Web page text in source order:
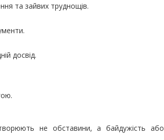
та зайвих труднощів.
досвід.
не обставини, а байдужість або